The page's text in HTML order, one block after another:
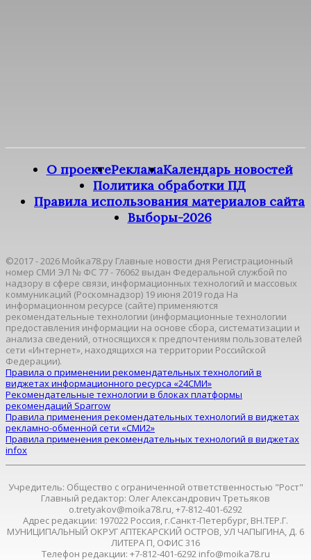
О проектеРекламаКалендарь новостей
Политика обработки ПД
Правила использования материалов сайта
Выборы-2026
©2017 - 2026 Мойка78.ру Главные новости дня Регистрационный
номер СМИ ЭЛ № ФС 77 - 76062 выдан Федеральной службой по
надзору в сфере связи, информационных технологий и массовых
коммуникаций (Роскомнадзор) 19 июня 2019 года На
информационном ресурсе (сайте) применяются
рекомендательные технологии (информационные технологии
предоставления информации на основе сбора, систематизации и
анализа сведений, относящихся к предпочтениям пользователей
сети «Интернет», находящихся на территории Российской
Федерации).
Правила о применении рекомендательных технологий в
виджетах информационного ресурса «24СМИ»
Рекомендательные технологии в блоках платформы
рекомендаций Sparrow
Правила применения рекомендательных технологий в виджетах
рекламно-обменной сети «СМИ2»
Правила применения рекомендательных технологий в виджетах
infox
Учредитель: Общество с ограниченной ответственностью "Рост"
Главный редактор: Олег Александрович Третьяков
o.tretyakov@moika78.ru, +7-812-401-6292
Адрес редакции: 197022 Россия, г.Санкт-Петербург, ВН.ТЕР.Г.
МУНИЦИПАЛЬНЫЙ ОКРУГ АПТЕКАРСКИЙ ОСТРОВ, УЛ ЧАПЫГИНА, Д. 6
ЛИТЕРА П, ОФИС 316
Телефон редакции: +7-812-401-6292 info@moika78.ru